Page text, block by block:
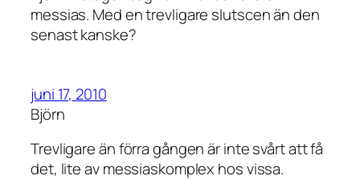
messias. Med en trevligare slutscen än den
senast kanske?
juni 17, 2010
Björn
Trevligare än förra gången är inte svårt att få
det, lite av messiaskomplex hos vissa.